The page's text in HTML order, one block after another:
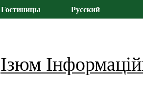
Гостиницы Русский
Ізюм